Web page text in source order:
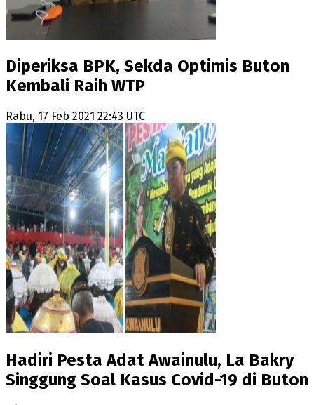
Diperiksa BPK, Sekda Optimis Buton
Kembali Raih WTP
Rabu, 17 Feb 2021 22:43 UTC
Hadiri Pesta Adat Awainulu, La Bakry
Singgung Soal Kasus Covid-19 di Buton